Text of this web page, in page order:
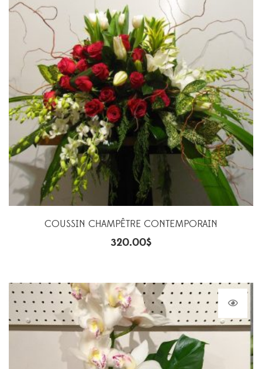
COUSSIN CHAMPÊTRE CONTEMPORAIN
320.00$